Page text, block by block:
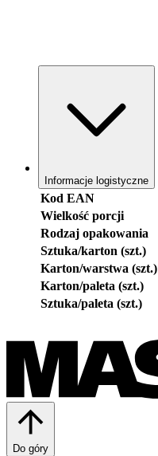
Informacje logistyczne
Kod EAN
Wielkość porcji
Rodzaj opakowania
Sztuka/karton (szt.)
Karton/warstwa (szt.)
Karton/paleta (szt.)
Sztuka/paleta (szt.)
Do góry